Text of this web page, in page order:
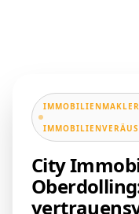
City